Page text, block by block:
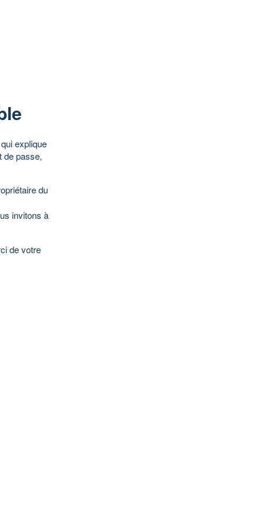
explique
de passe,
du
invitons à
de votre